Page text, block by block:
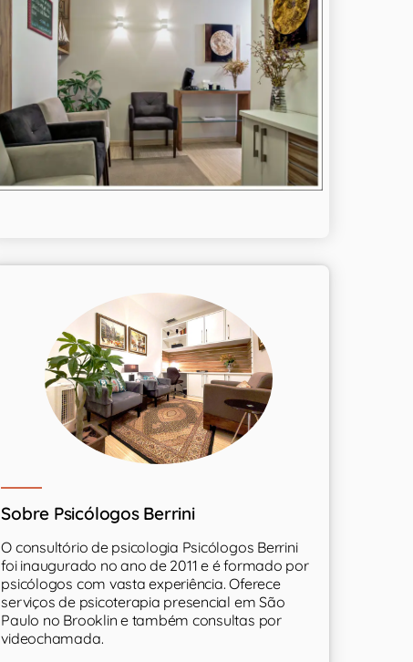
Sobre Psicólogos Berrini
O consultório de psicologia Psicólogos Berrini
foi inaugurado no ano de 2011 e é formado por
psicólogos com vasta experiência. Oferece
serviços de psicoterapia presencial em São
Paulo no Brooklin e também consultas por
videochamada.